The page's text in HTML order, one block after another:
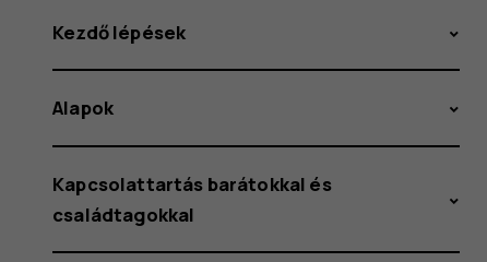
Kezdő lépések
Alapok
Kapcsolattartás barátokkal és
családtagokkal